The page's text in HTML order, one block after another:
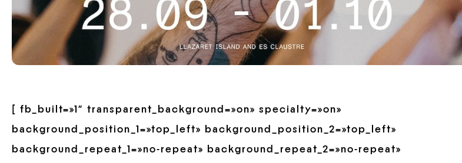
[ fb_built=»1″ transparent_background=»on» specialty=»on»
background_position_1=»top_left» background_position_2=»top_left»
background_repeat_1=»no-repeat» background_repeat_2=»no-repeat»